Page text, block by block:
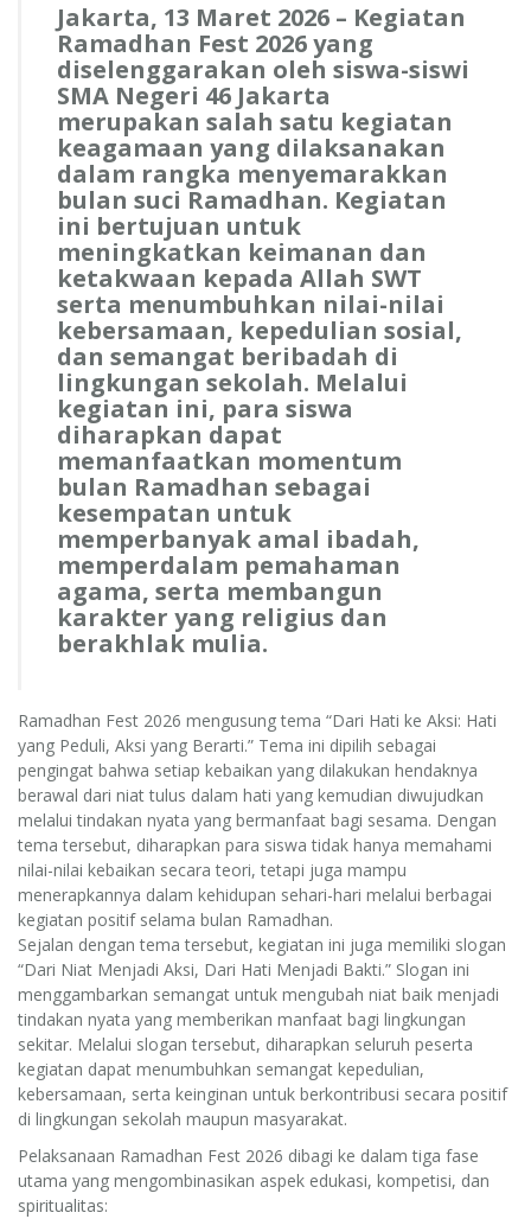
Jakarta, 13 Maret 2026 – Kegiatan
Ramadhan Fest 2026 yang
diselenggarakan oleh siswa-siswi
SMA Negeri 46 Jakarta
merupakan salah satu kegiatan
keagamaan yang dilaksanakan
dalam rangka menyemarakkan
bulan suci Ramadhan. Kegiatan
ini bertujuan untuk
meningkatkan keimanan dan
ketakwaan kepada Allah SWT
serta menumbuhkan nilai-nilai
kebersamaan, kepedulian sosial,
dan semangat beribadah di
lingkungan sekolah. Melalui
kegiatan ini, para siswa
diharapkan dapat
memanfaatkan momentum
bulan Ramadhan sebagai
kesempatan untuk
memperbanyak amal ibadah,
memperdalam pemahaman
agama, serta membangun
karakter yang religius dan
berakhlak mulia.
Ramadhan Fest 2026 mengusung tema “Dari Hati ke Aksi: Hati
yang Peduli, Aksi yang Berarti.” Tema ini dipilih sebagai
pengingat bahwa setiap kebaikan yang dilakukan hendaknya
berawal dari niat tulus dalam hati yang kemudian diwujudkan
melalui tindakan nyata yang bermanfaat bagi sesama. Dengan
tema tersebut, diharapkan para siswa tidak hanya memahami
nilai-nilai kebaikan secara teori, tetapi juga mampu
menerapkannya dalam kehidupan sehari-hari melalui berbagai
kegiatan positif selama bulan Ramadhan.
Sejalan dengan tema tersebut, kegiatan ini juga memiliki slogan
“Dari Niat Menjadi Aksi, Dari Hati Menjadi Bakti.” Slogan ini
menggambarkan semangat untuk mengubah niat baik menjadi
tindakan nyata yang memberikan manfaat bagi lingkungan
sekitar. Melalui slogan tersebut, diharapkan seluruh peserta
kegiatan dapat menumbuhkan semangat kepedulian,
kebersamaan, serta keinginan untuk berkontribusi secara positif
di lingkungan sekolah maupun masyarakat.
Pelaksanaan Ramadhan Fest 2026 dibagi ke dalam tiga fase
utama yang mengombinasikan aspek edukasi, kompetisi, dan
spiritualitas: